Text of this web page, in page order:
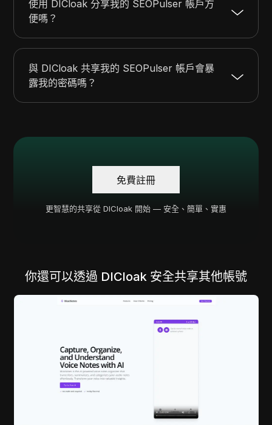
使用 DICloak 分享我的 SEOPulser 帳戶方
便嗎？
與 DICloak 共享我的 SEOPulser 帳戶會暴
露我的密碼嗎？
免費註冊
更智慧的共享從 DICloak 開始 — 安全、簡單、實惠
你還可以透過 DICloak 安全共享其他帳號